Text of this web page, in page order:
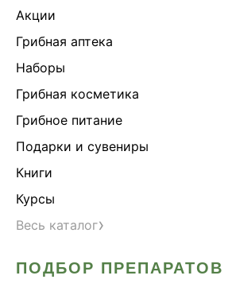
Акции
Грибная аптека
Наборы
Грибная косметика
Грибное питание
Подарки и сувениры
Книги
Курсы
Весь каталог›
ПОДБОР ПРЕПАРАТОВ